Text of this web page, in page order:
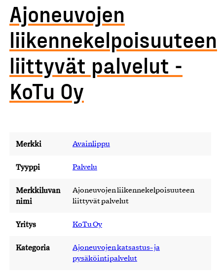
Ajoneuvojen
liikennekelpoisuuteen
liittyvät palvelut -
KoTu Oy
Merkki Avainlippu
Tyyppi Palvelu
Merkkiluvan
nimi
Ajoneuvojen liikennekelpoisuuteen
liittyvät palvelut
Yritys KoTu Oy
Kategoria
Ajoneuvojen katsastus- ja
pysäköintipalvelut